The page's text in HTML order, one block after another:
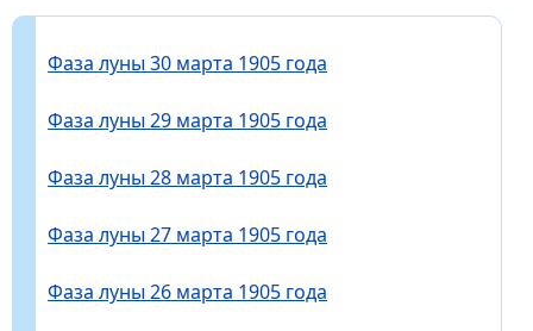
Фаза луны 30 марта 1905 года
Фаза луны 29 марта 1905 года
Фаза луны 28 марта 1905 года
Фаза луны 27 марта 1905 года
Фаза луны 26 марта 1905 года